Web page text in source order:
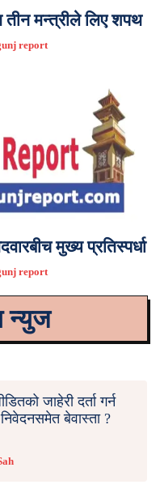
मन्त्रीले लिए शपथ
report
मुख्य प्रतिस्पर्धा
report
न्युज
जाहेरी दर्ता गर्न
बेवास्ता ?